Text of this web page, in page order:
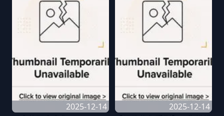
2025-12-14
2025-12-14